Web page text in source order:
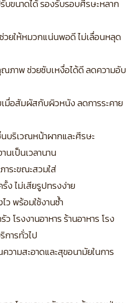
บขนาดได้ รองรับรอบศีรษะหลาก
วยให้หมวกแน่นพอดี ไม่เลื่อนหลุด
ภาพ ช่วยซับเหงื่อได้ดี ลดความอับ
มื่อสัมผัสกับผิวหนัง ลดการระคาย
บริเวณหน้าผากและศีรษะ
นเป็นเวลานาน
าระขณะสวมใส่
ง ไม่เสียรูปทรงง่าย
ว พร้อมใช้งานซ้ำ
ว โรงงานอาหาร ร้านอาหาร โรง
การทั่วไป
วามสะอาดและสุขอนามัยในการ